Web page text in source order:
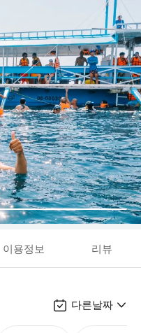
이용정보 리뷰
다른날짜